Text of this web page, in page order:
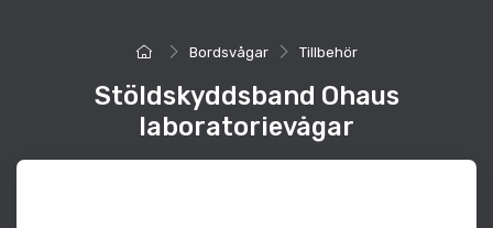
Bordsvågar Tillbehör
Stöldskyddsband Ohaus
laboratorievågar